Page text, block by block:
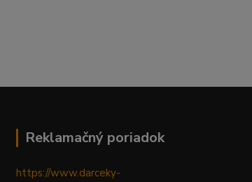
Reklamačný poriadok
https://www.darceky-